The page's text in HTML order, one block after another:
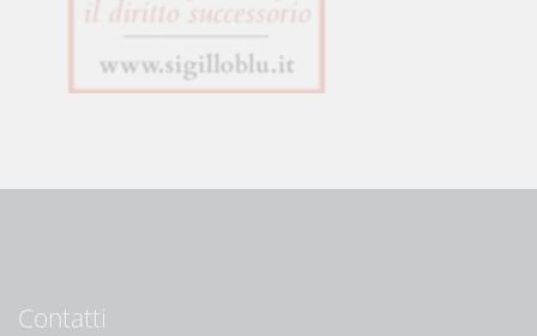
Contatti